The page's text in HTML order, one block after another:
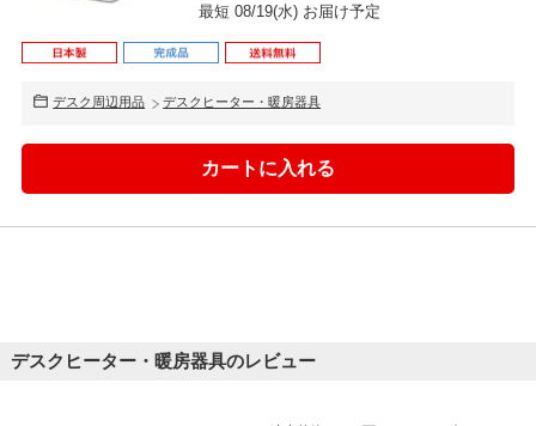
最短 08/19(水) お届け予定
デスク周辺用品 デスクヒーター・暖房器具
デスクヒーター・暖房器具のレビュー